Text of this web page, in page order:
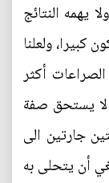
يهمه النتائج
كبيرا، ولعلنا
أكثر
لا يستحق صفة
جارتين الى
أن يتحلى به